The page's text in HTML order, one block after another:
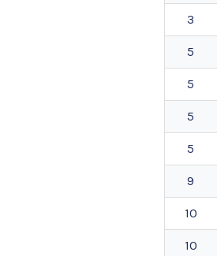
3
5
5
5
5
9
10
10